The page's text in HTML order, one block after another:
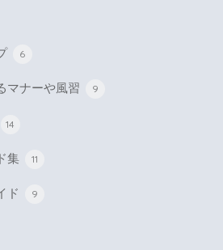
6
マナーや風習 9
14
集 11
ド 9